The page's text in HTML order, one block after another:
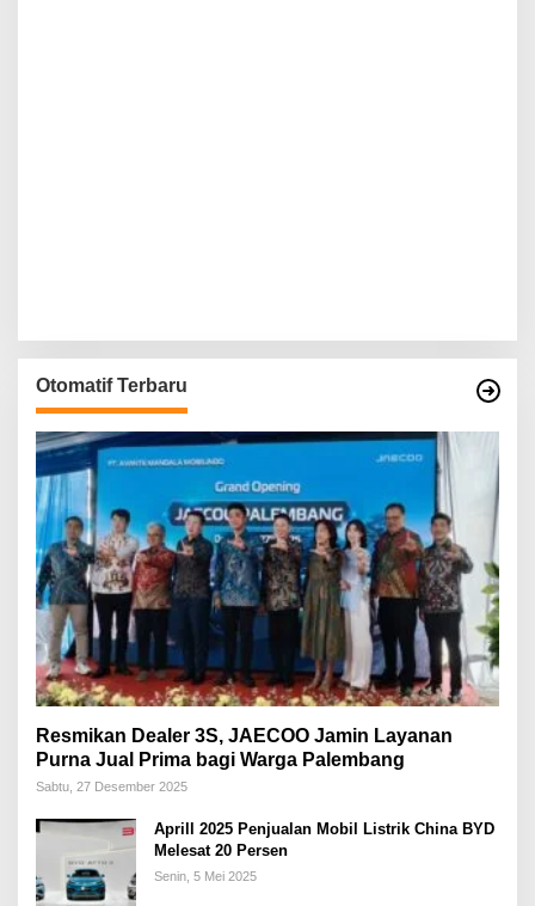
Otomatif Terbaru
Resmikan Dealer 3S, JAECOO Jamin Layanan
Purna Jual Prima bagi Warga Palembang
Sabtu, 27 Desember 2025
Aprill 2025 Penjualan Mobil Listrik China BYD
Melesat 20 Persen
Senin, 5 Mei 2025